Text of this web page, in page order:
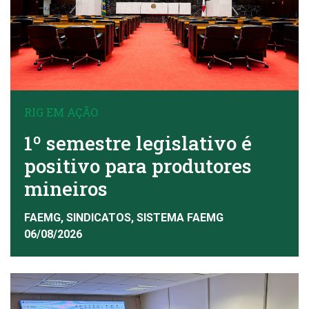
RIG EM AÇÃO
1º semestre legislativo é
positivo para produtores
mineiros
FAEMG, SINDICATOS, SISTEMA FAEMG
06/08/2026